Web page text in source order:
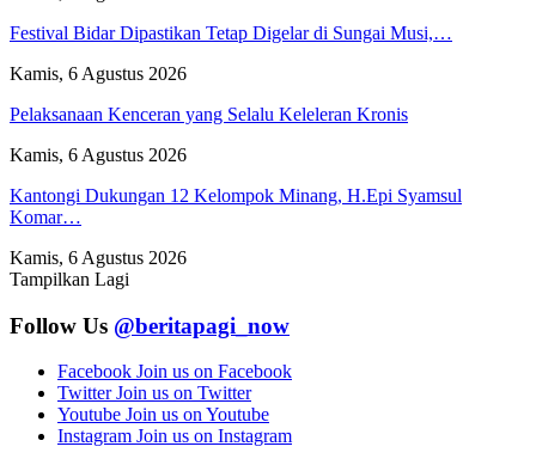
Festival Bidar Dipastikan Tetap Digelar di Sungai Musi,…
Kamis, 6 Agustus 2026
Pelaksanaan Kenceran yang Selalu Keleleran Kronis
Kamis, 6 Agustus 2026
Kantongi Dukungan 12 Kelompok Minang, H.Epi Syamsul
Komar…
Kamis, 6 Agustus 2026
Tampilkan Lagi
Follow Us @beritapagi_now
Facebook Join us on Facebook
Twitter Join us on Twitter
Youtube Join us on Youtube
Instagram Join us on Instagram